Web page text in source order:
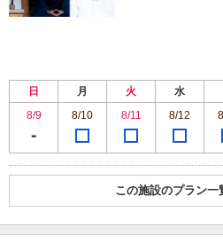
日 月 火 水
8/9
8/10 8/11 8/12
この施設のプラン一